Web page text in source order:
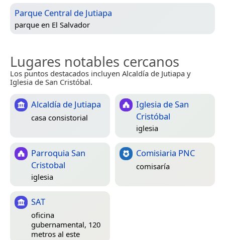
Parque Central de Jutiapa
parque en El Salvador
Lugares notables cercanos
Los puntos destacados incluyen Alcaldía de Jutiapa y
Iglesia de San Cristóbal.
Alcaldía de Jutiapa
casa consistorial
Iglesia de San
Cristóbal
iglesia
Parroquia San
Cristobal
iglesia
Comisiaria PNC
comisaría
SAT
oficina
gubernamental, 120
metros al este